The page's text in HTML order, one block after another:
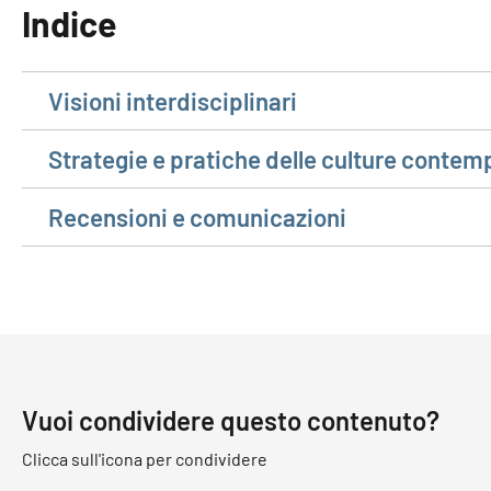
Indice
Visioni interdisciplinari
Strategie e pratiche delle culture
Recensioni e comunicazioni
Vuoi condividere questo contenuto?
Clicca sull'icona per condividere